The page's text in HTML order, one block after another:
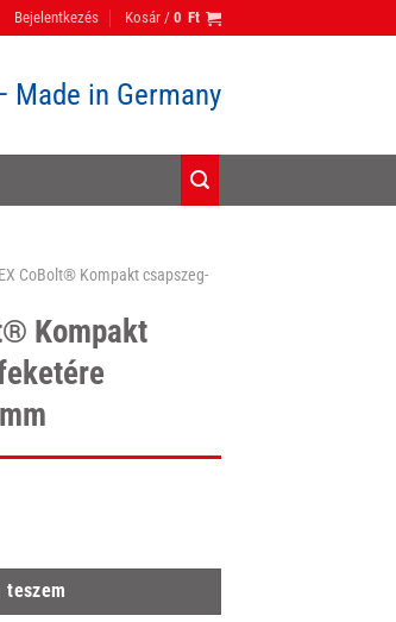
Bejelentkezés Kosár / 0 Ft
Made in Germany
CoBolt® Kompakt csapszeg-
Kompakt
vágók feketére foszfátozott 200 mm mennyiség
teszem